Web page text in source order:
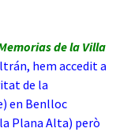
de la Villa
hem accedit a
de la
en Benlloc
Plana Alta) però